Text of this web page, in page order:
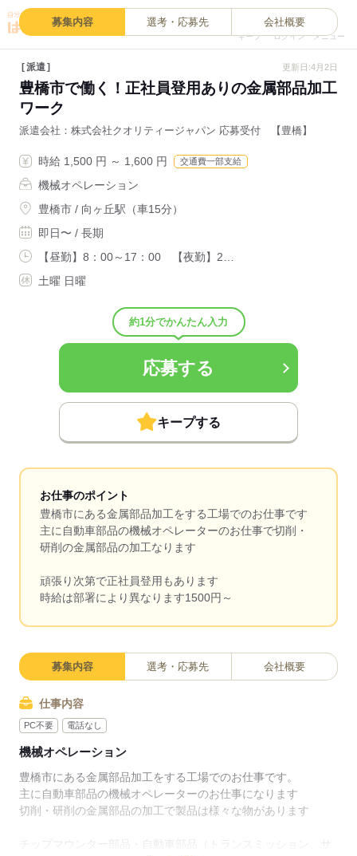
キープ ログイン メニュー
募集内容 選考・応募先 会社概要
派遣 更新日:4月2日
豊橋市で働く！正社員登用ありの金属部品加工
ワーク
派遣会社 株式会社クオリティージャパン 応募受付 【豊橋】
時給 1,500 円 ～ 1,600 円 交通費一部支給
機械オペレーション
豊橋市 / 向ヶ丘駅（車15分）
即日〜 / 長期
【昼勤】8：00～17：00 【夜勤】2…
土曜 日曜
約1分でかんたん入力
応募する
キープする
お仕事のポイント
豊橋市にある金属部品加工をする工場でのお仕事です
主に自動車部品の機械オペレーターのお仕事で切削・
研削の金属部品の加工なります
頑張り次第で正社員登用もあります
時給は部署により異なります1500円～
募集内容 選考・応募先 会社概要
仕事内容
PC不要 電話なし
機械オペレーション
豊橋市にある金属部品加工をする工場でのお仕事です。
主に自動車部品の機械オペレーターのお仕事になります
切削・研削の金属部品の加工で製品は様々な物があります
チップマウンター部品・自動車部品（トランスミッション、サ